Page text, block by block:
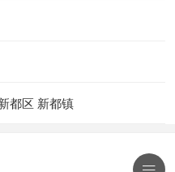
都区 新都镇